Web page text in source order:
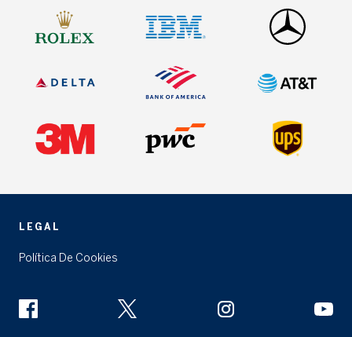
LEGAL
Política De Cookies